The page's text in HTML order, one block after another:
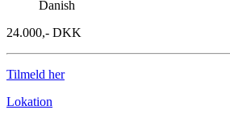
Danish
24.000,- DKK
Tilmeld her
Lokation